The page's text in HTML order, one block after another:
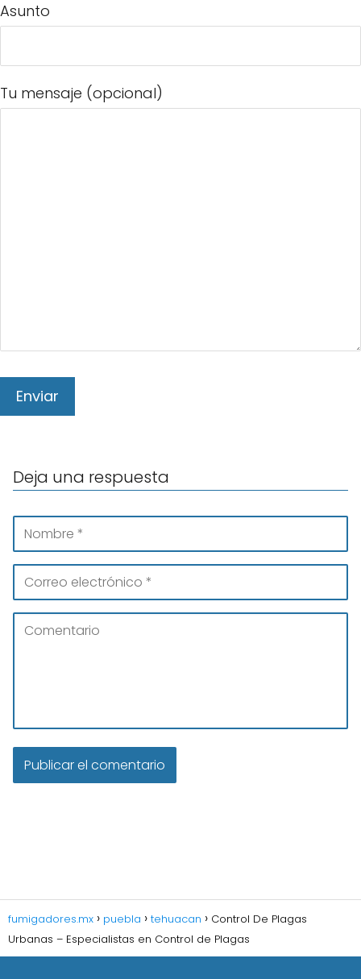
Asunto
Tu mensaje (opcional)
Deja una respuesta
fumigadores.mx puebla tehuacan
Control De Plagas
Urbanas – Especialistas en Control de Plagas